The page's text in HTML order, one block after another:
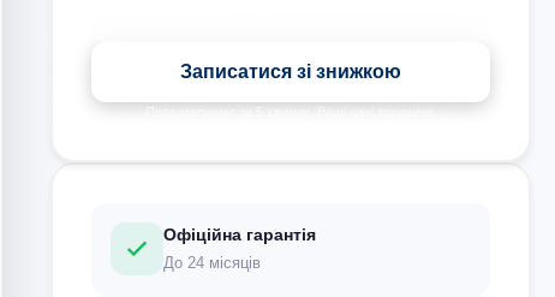
Записатися зі знижкою
Передзвонимо за 5 хвилин. Ваші дані захищені.
Офіційна гарантія
До 24 місяців